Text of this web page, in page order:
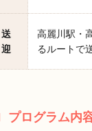
送
迎
高麗川駅・
るルートで
プログラム内